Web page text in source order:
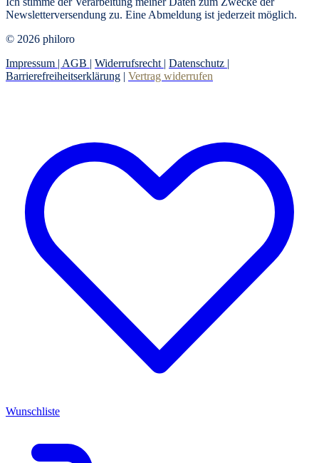
Newsletterversendung zu. Eine Abmeldung ist jederzeit möglich.
© 2026 philoro
Impressum | AGB | Widerrufsrecht | Datenschutz |
Barrierefreiheitserklärung | Vertrag widerrufen
Wunschliste